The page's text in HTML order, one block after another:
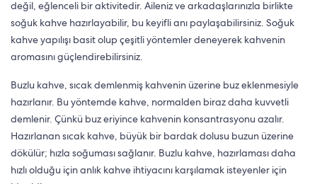
değil, eğlenceli bir aktivitedir. Aileniz ve arkadaşlarınızla birlikte
soğuk kahve hazırlayabilir, bu keyifli anı paylaşabilirsiniz. Soğuk
kahve yapılışı basit olup çeşitli yöntemler deneyerek kahvenin
aromasını güçlendirebilirsiniz.
Buzlu kahve, sıcak demlenmiş kahvenin üzerine buz eklenmesiyle
hazırlanır. Bu yöntemde kahve, normalden biraz daha kuvvetli
demlenir. Çünkü buz eriyince kahvenin konsantrasyonu azalır.
Hazırlanan sıcak kahve, büyük bir bardak dolusu buzun üzerine
dökülür; hızla soğuması sağlanır. Buzlu kahve, hazırlaması daha
hızlı olduğu için anlık kahve ihtiyacını karşılamak isteyenler için